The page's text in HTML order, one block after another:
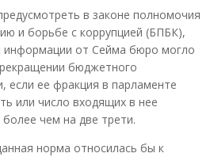
в законе полномочия
и борьбе с коррупцией (БПБК),
информации от Сейма бюро могло
бюджетного
если ее фракция в парламенте
или число входящих в нее
чем на две трети.
норма относилась бы к